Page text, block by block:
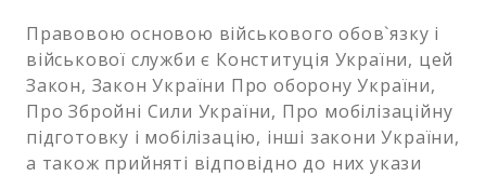
Правовою основою військового обов`язку і
військової служби є Конституція України, цей
Закон, Закон України Про оборону України,
Про Збройні Сили України, Про мобілізаційну
підготовку і мобілізацію, інші закони України,
а також прийняті відповідно до них укази